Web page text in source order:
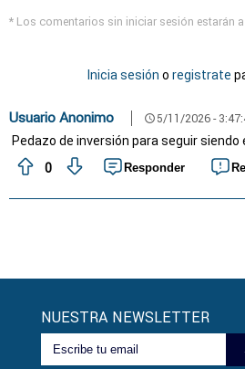
* Los comentarios sin iniciar sesión estarán
Inicia sesión o registrate
Usuario Anonimo schedule 5/11/2026 -
Pedazo de inversión para seguir siendo
0
Responder
NUESTRA NEWSLETTER